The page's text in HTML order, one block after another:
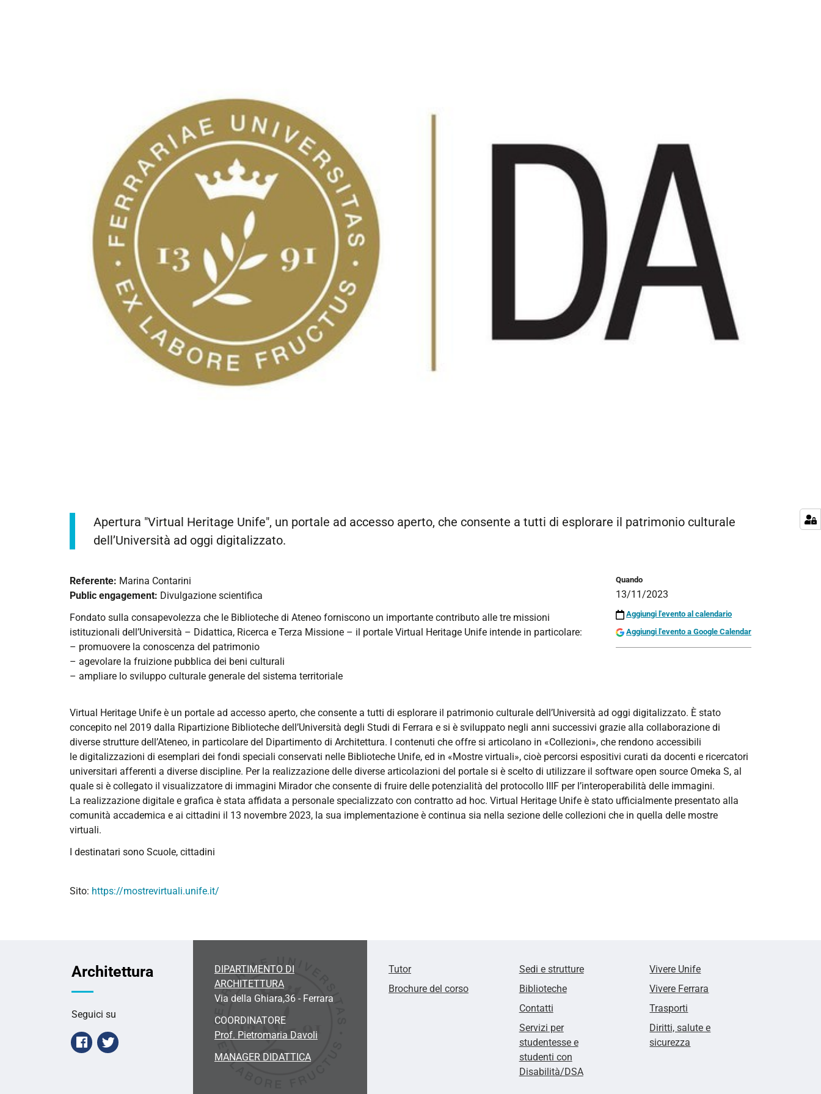
https://corsi.unife.it/it/lm-
architettura/eventi/2023/virtual-
heritage-
Virtual
Heritage
Unife
2023-
11-
13T00:00:00+01:00
2023-
13T23:59:59+01:00
Apertura
"Virtual
Heritage
Unife",
un
portale
ad
accesso
che
a
culturale
dell’Università
oggi
digitalizzato.
Apertura "Virtual Heritage Unife", un portale ad accesso aperto, che consente a tutti di esplorare il patrimonio culturale
dell’Università ad oggi digitalizzato.
Quando
13/11/2023
Aggiungi l'evento al calendario
Aggiungi l'evento a Google Calendar
Referente: Marina Contarini
Public engagement: Divulgazione scientifica
Fondato sulla consapevolezza che le Biblioteche di Ateneo forniscono un importante contributo alle tre missioni
istituzionali dell’Università – Didattica, Ricerca e Terza Missione – il portale Virtual Heritage Unife intende in particolare:
– promuovere la conoscenza del patrimonio
– agevolare la fruizione pubblica dei beni culturali
– ampliare lo sviluppo culturale generale del sistema territoriale
Virtual Heritage Unife è un portale ad accesso aperto, che consente a tutti di esplorare il patrimonio culturale dell’Università ad oggi digitalizzato. È stato
concepito nel 2019 dalla Ripartizione Biblioteche dell’Università degli Studi di Ferrara e si è sviluppato negli anni successivi grazie alla collaborazione di
diverse strutture dell’Ateneo, in particolare del Dipartimento di Architettura. I contenuti che offre si articolano in «Collezioni», che rendono accessibili
le digitalizzazioni di esemplari dei fondi speciali conservati nelle Biblioteche Unife, ed in «Mostre virtuali», cioè percorsi espositivi curati da docenti e ricercatori
universitari afferenti a diverse discipline. Per la realizzazione delle diverse articolazioni del portale si è scelto di utilizzare il software open source Omeka S, al
quale si è collegato il visualizzatore di immagini Mirador che consente di fruire delle potenzialità del protocollo IIIF per l’interoperabilità delle immagini.
La realizzazione digitale e grafica è stata affidata a personale specializzato con contratto ad hoc. Virtual Heritage Unife è stato ufficialmente presentato alla
comunità accademica e ai cittadini il 13 novembre 2023, la sua implementazione è continua sia nella sezione delle collezioni che in quella delle mostre
virtuali.
I destinatari sono Scuole, cittadini
Sito: https://mostrevirtuali.unife.it/
Architettura
Seguici su
Facebook
Twitter
DIPARTIMENTO DI
ARCHITETTURA
Via della Ghiara,36 - Ferrara
COORDINATORE
Prof. Pietromaria Davoli
MANAGER DIDATTICA
Tutor
Brochure del corso
Sedi e strutture
Biblioteche
Contatti
Servizi per
studentesse e
studenti con
Disabilità/DSA
Vivere Unife
Vivere Ferrara
Trasporti
Diritti, salute e
sicurezza